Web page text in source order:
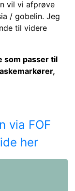
vil vi afprøve
/ gobelin. Jeg
til videre
som passer til
via FOF
her